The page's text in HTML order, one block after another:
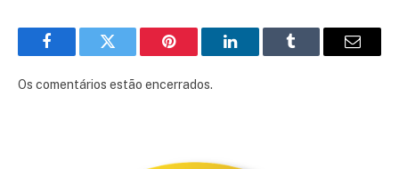
FacebookTwitter Pinterest LinkedInTumblr
E-
Os comentários estão encerrados.